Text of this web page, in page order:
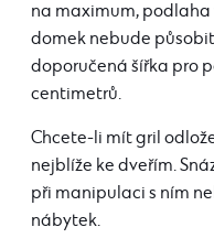
na maximum,
domek nebude
doporučená šířka pro
centimetrů.
Chcete-li mít gril
nejblíže ke dveřím.
při manipulaci s ním
nábytek.